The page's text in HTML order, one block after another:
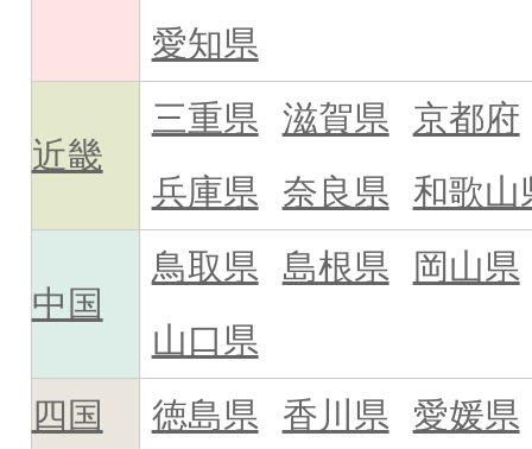
愛知県
近畿
三重県 滋賀県
京都府
兵庫県
奈良県 和歌山
中国
鳥取県 島根県
岡山県
山口県
四国
徳島県 香川県 愛媛県